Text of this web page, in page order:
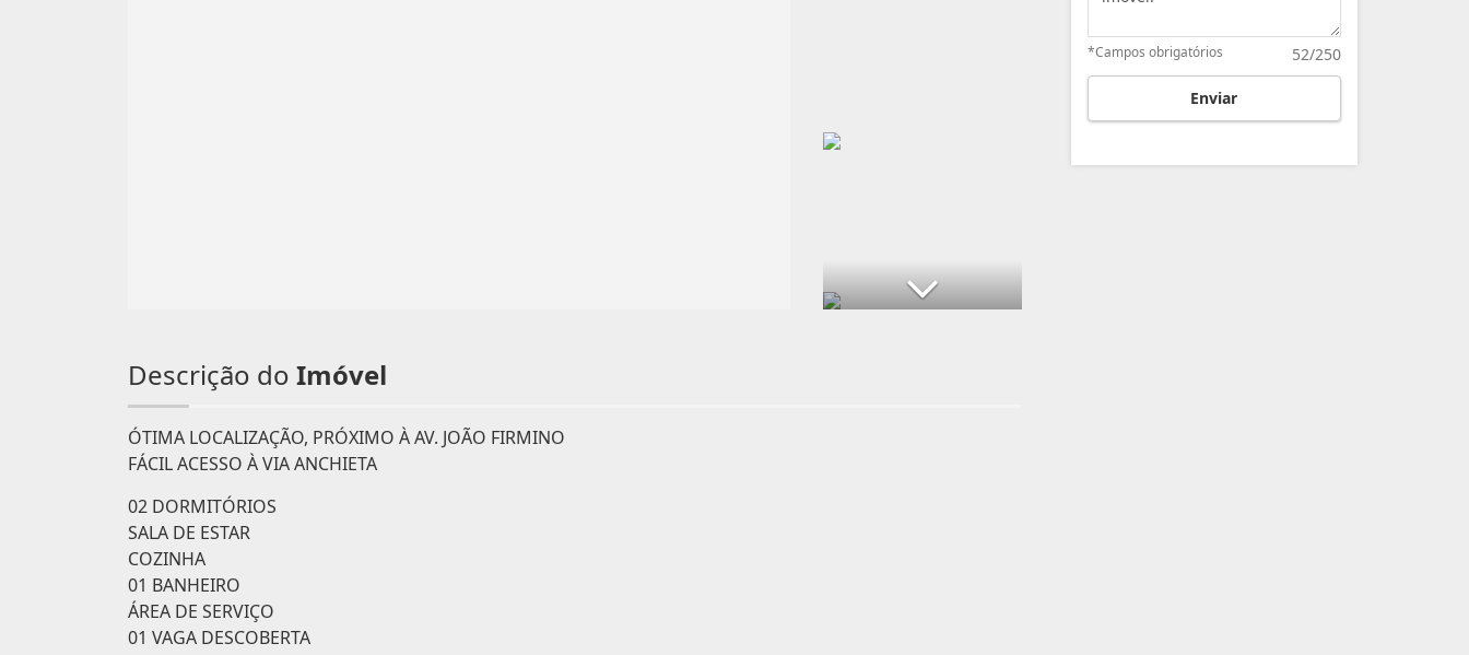
Descrição do Imóvel
ÓTIMA LOCALIZAÇÃO, PRÓXIMO À AV. JOÃO FIRMINO
FÁCIL ACESSO À VIA ANCHIETA
02 DORMITÓRIOS
SALA DE ESTAR
COZINHA
01 BANHEIRO
ÁREA DE SERVIÇO
01 VAGA DESCOBERTA
52/250
*Campos obrigatórios
Enviar